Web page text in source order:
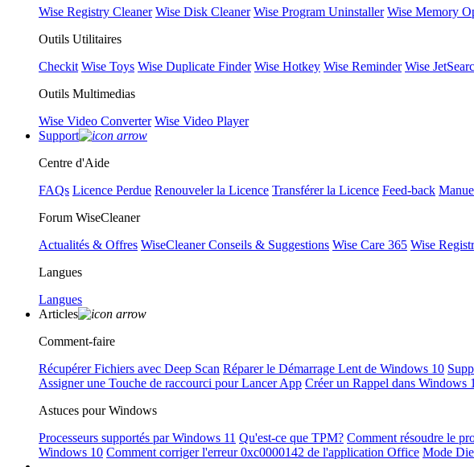
Wise Registry Cleaner Wise Disk Cleaner Wise Program Uninstaller Wise Memory
Outils Utilitaires
Checkit Wise Toys Wise Duplicate Finder Wise Hotkey Wise Reminder Wise
Outils Multimedias
Wise Video Converter Wise Video Player
Support
Centre d'Aide
FAQs Licence Perdue Renouveler la Licence Transférer la Licence Feed-back
Forum WiseCleaner
Actualités & Offres WiseCleaner Conseils & Suggestions Wise Care 365 Wise
Langues
Langues
Articles
Comment-faire
Récupérer Fichiers avec Deep Scan Réparer le Démarrage Lent de Windows 10
Assigner une Touche de raccourci pour Lancer App Créer un Rappel dans Windows
Astuces pour Windows
Processeurs supportés par Windows 11 Qu'est-ce que TPM? Comment résoudre le
Windows 10 Comment corriger l'erreur 0xc0000142 de l'application Office Mode